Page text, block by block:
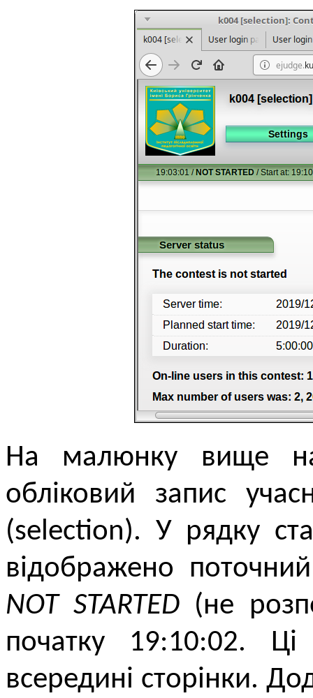
На малюнку вище на
обліковий запис
(selection). У рядку
відображено
NOT STARTED (не
початку 19:10:02.
всередині сторінки.